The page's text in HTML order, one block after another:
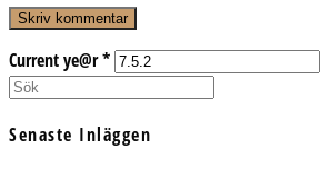
Current ye@r*
Senaste Inläggen